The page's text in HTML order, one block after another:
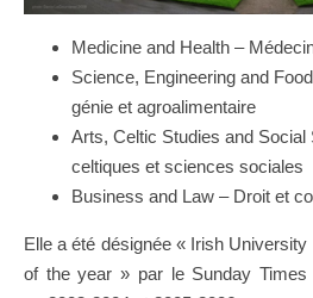
Medicine and Health –
Science, Engineering and
génie et agroalimentaire
Arts, Celtic Studies and
celtiques et sciences sociales
Business and Law – Droit et
Elle a été désignée « Irish University
of the year » par le Sunday Times